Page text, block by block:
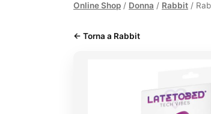
Online Shop / Donna / Rabbit /
← Torna a Rabbit